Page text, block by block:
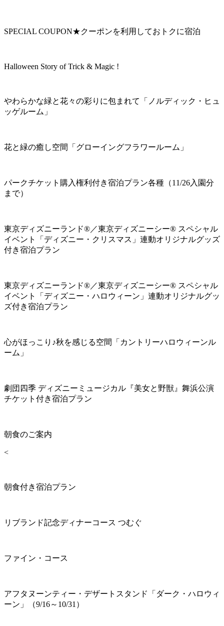
SPECIAL COUPON★クーポンを利用しておトクに宿泊
Halloween Story of Trick & Magic !
やわらかな緑と花々の彩りに包まれて「ノルディック・ヒュ
ッゲルーム」
花と緑の癒し空間「グローイングフラワールーム」
パークチケット購入権利付き宿泊プラン各種（11/26入園分
まで）
東京ディズニーランド®／東京ディズニーシー® スペシャル
イベント「ディズニー・クリスマス」連動オリジナルグッズ
付き宿泊プラン
東京ディズニーランド®／東京ディズニーシー® スペシャル
イベント「ディズニー・ハロウィーン」連動オリジナルグッ
ズ付き宿泊プラン
心がほっこり♪秋を感じる空間「カントリーハロウィーンル
ーム」
劇団四季 ディズニーミュージカル『美女と野獣』舞浜公演
チケット付き宿泊プラン
朝食のご案内
<
朝食付き宿泊プラン
リブランド記念ディナーコース つむぐ
ファイン・コース
アフタヌーンティー・デザートスタンド「ダーク・ハロウィ
ーン」（9/16～10/31）